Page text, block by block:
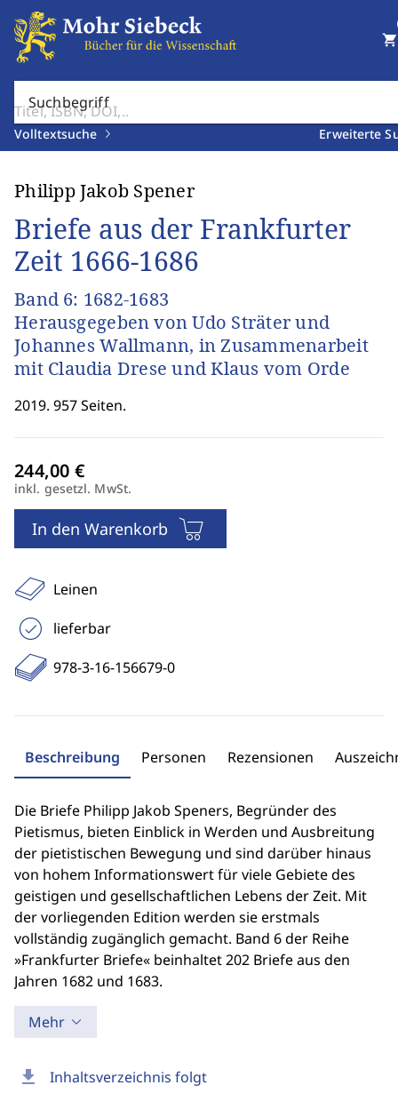
Suchbegriff
Volltextsuche Erweiterte
shopping_cart
download Inhaltsverzeichnis folgt
Philipp Jakob Spener
Briefe aus der Frankfurter
Zeit 1666-1686
Band 6: 1682-1683
Herausgegeben von Udo Sträter und
Johannes Wallmann, in Zusammenarbeit
mit Claudia Drese und Klaus vom Orde
2019. 957 Seiten.
inkl. gesetzl. MwSt.
In den Warenkorb
Leinen
lieferbar
978-3-16-156679-0
Beschreibung Personen Rezensionen
Die Briefe Philipp Jakob Speners, Begründer des
Pietismus, bieten Einblick in Werden und Ausbreitung
der pietistischen Bewegung und sind darüber hinaus
von hohem Informationswert für viele Gebiete des
geistigen und gesellschaftlichen Lebens der Zeit. Mit
der vorliegenden Edition werden sie erstmals
vollständig zugänglich gemacht. Band 6 der Reihe
»Frankfurter Briefe« beinhaltet 202 Briefe aus den
Jahren 1682 und 1683.
Mehr